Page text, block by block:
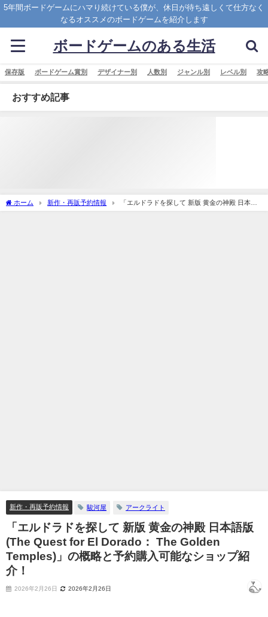
5年間ボードゲームにハマり続けている僕が、休日が待ち遠しくて仕方なく
なるオススメのボードゲームを紹介します
ボードゲームのある生活
保存版 ボードゲーム賞別 デザイナー別 人数別 ジャンル別 レベル別 攻
おすすめ記事
ホーム 新作・再販予約情報
「エルドラドを探して 新版 黄金の神殿 日本語
版 (The Quest for El Dorado： The Golden Temples)」の概略と予約購入可能なショッ
新作・再販予約情報 駿河屋 アークライト
「エルドラドを探して 新版 黄金の神殿 日本語版
(The Quest for El Dorado： The Golden
Temples)」の概略と予約購入可能なショップ紹
介！
2026年2月26日 2026年2月26日